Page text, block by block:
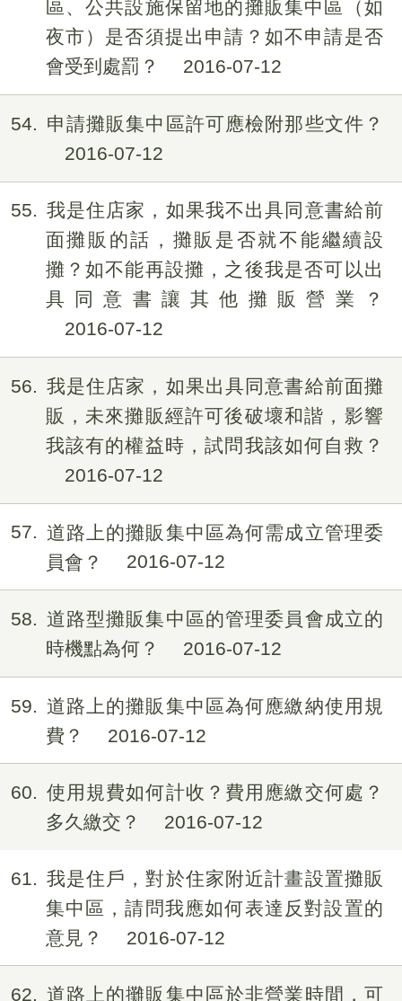
區、公共設施保留地的攤販集中區（如
夜市）是否須提出申請？如不申請是否
會受到處罰？
2016-07-12
54
申請攤販集中區許可應檢附那些文件？
2016-07-12
55
我是住店家，如果我不出具同意書給前
面攤販的話，攤販是否就不能繼續設
攤？如不能再設攤，之後我是否可以出
具同意書讓其他攤販營業？
2016-07-12
56
我是住店家，如果出具同意書給前面攤
販，未來攤販經許可後破壞和諧，影響
我該有的權益時，試問我該如何自救？
2016-07-12
57
道路上的攤販集中區為何需成立管理委
員會？
2016-07-12
58
道路型攤販集中區的管理委員會成立的
時機點為何？
2016-07-12
59
道路上的攤販集中區為何應繳納使用規
費？
2016-07-12
60
使用規費如何計收？費用應繳交何處？
多久繳交？
2016-07-12
61
我是住戶，對於住家附近計畫設置攤販
集中區，請問我應如何表達反對設置的
意見？
2016-07-12
62 道路上的攤販集中區於非營業時間，可